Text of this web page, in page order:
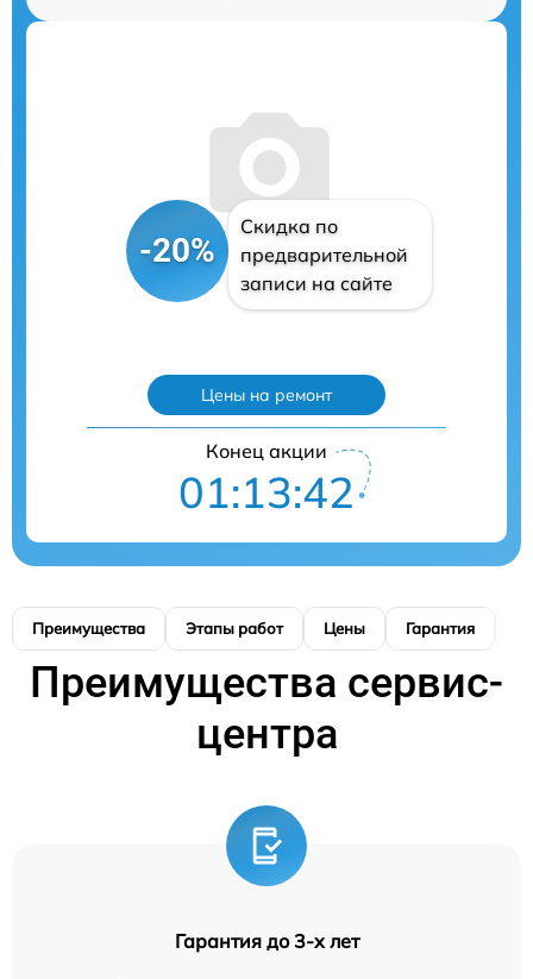
-20%
Скидка по
предварительной
записи на сайте
Цены на ремонт
Конец акции
01:13:41
Преимущества Этапы работ Цены Гарантия
Преимущества сервис-
центра
Гарантия до 3-х лет